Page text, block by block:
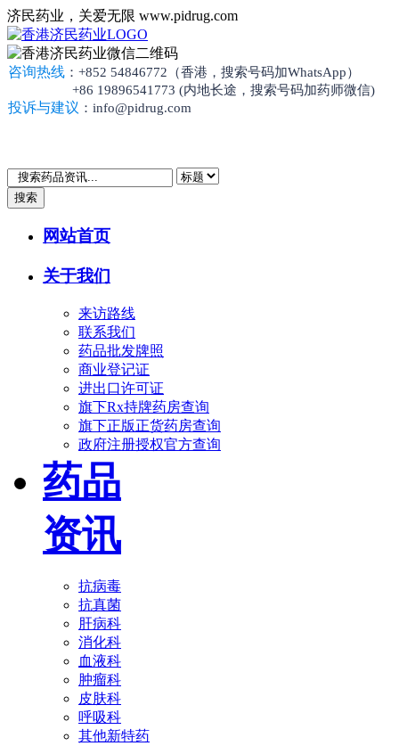
济民药业，关爱无限 www.pidrug.com
咨询热线 ：+852 54846772（香港，搜索号码加WhatsApp）
+86 19896541773 (内地长途，搜索号码加药师微信)
投诉与建议 ：info@pidrug.com
搜索
网站首页
关于我们
来访路线
联系我们
药品批发牌照
商业登记证
进出口许可证
旗下Rx持牌药房查询
旗下正版正货药房查询
政府注册授权官方查询
药品
资讯
抗病毒
抗真菌
肝病科
消化科
血液科
肿瘤科
皮肤科
呼吸科
其他新特药